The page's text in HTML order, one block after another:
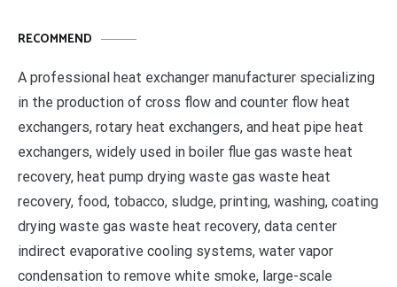
RECOMMEND
A professional heat exchanger manufacturer specializing
in the production of cross flow and counter flow heat
exchangers, rotary heat exchangers, and heat pipe heat
exchangers, widely used in boiler flue gas waste heat
recovery, heat pump drying waste gas waste heat
recovery, food, tobacco, sludge, printing, washing, coating
drying waste gas waste heat recovery, data center
indirect evaporative cooling systems, water vapor
condensation to remove white smoke, large-scale